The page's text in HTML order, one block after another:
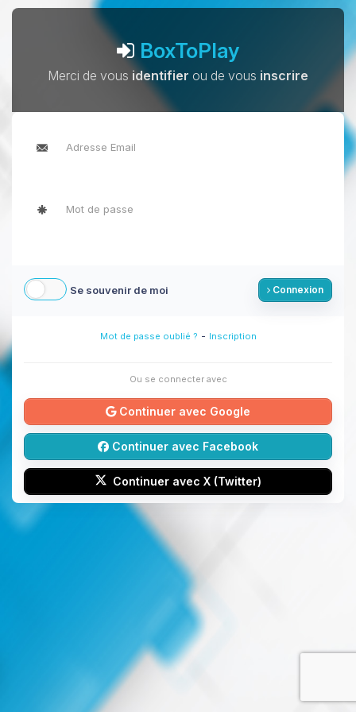
BoxToPlay
Merci de vous identifier ou de vous inscrire
Se souvenir de moi Connexion
Mot de passe oublié ? - Inscription
Ou se connecter avec
Continuer avec Google
Continuer avec Facebook
Continuer avec X (Twitter)